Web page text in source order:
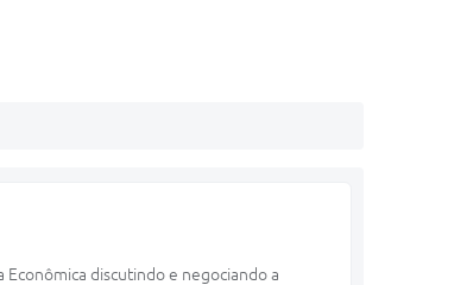
discutindo e negociando a